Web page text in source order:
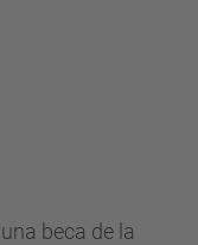
beca de la